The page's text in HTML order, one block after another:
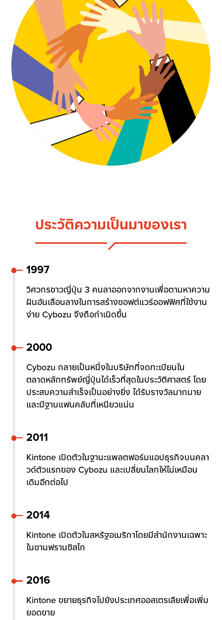
ประวัติความเป็นมาของเรา
1997
วิศวกรชาวญี่ปุ่น 3 คนลาออกจากงานเพื่อตามหาความ
ฝันอันเลือนลางในการสร้างซอฟต์แวร์ออฟฟิศที่ใช้งาน
ง่าย Cybozu จึงถือกำเนิดขึ้น
2000
Cybozu กลายเป็นหนึ่งในบริษัทที่จดทะเบียนใน
ตลาดหลักทรัพย์ญี่ปุ่นได้เร็วที่สุดในประวัติศาสตร์ โดย
ประสบความสำเร็จเป็นอย่างยิ่ง ได้รับรางวัลมากมาย
และมีฐานแฟนคลับที่เหนียวแน่น
2011
Kintone เปิดตัวในฐานะแพลตฟอร์มแอปธุรกิจบนคลา
วด์ตัวแรกของ Cybozu และเปลี่ยนโลกให้ไม่เหมือน
เดิมอีกต่อไป
2014
Kintone เปิดตัวในสหรัฐอเมริกาโดยมีสำนักงานเฉพาะ
ในซานฟรานซิสโก
2016
Kintone ขยายธุรกิจไปยังประเทศออสเตรเลียเพื่อเพิ่ม
ยอดขาย